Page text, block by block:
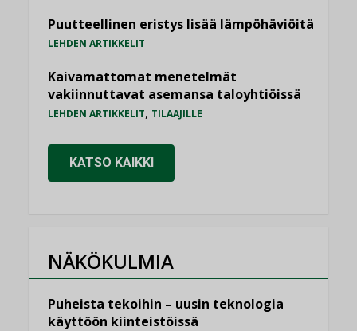
Puutteellinen eristys lisää lämpöhäviöitä
LEHDEN ARTIKKELIT
Kaivamattomat menetelmät
vakiinnuttavat asemansa taloyhtiöissä
LEHDEN ARTIKKELIT, TILAAJILLE
KATSO KAIKKI
NÄKÖKULMIA
Puheista tekoihin – uusin teknologia
käyttöön kiinteistöissä